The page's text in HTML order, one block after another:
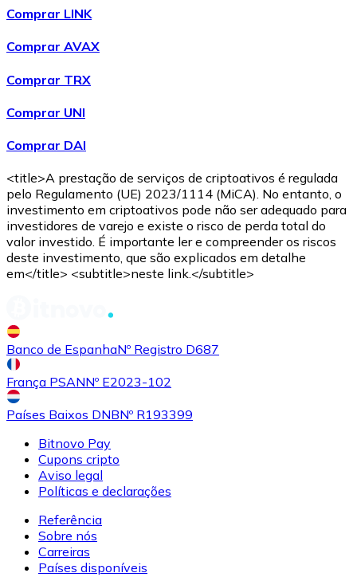
ComprarAvalanche
ComprarShiba Inucom transferência bancárias
SHIB
ComprarUniswap
UNI
Comprar LINK
Comprar AVAX
Comprar TRX
Comprar UNI
Comprar DAI
<title>A prestação de serviços de criptoativos é regulada
pelo Regulamento (UE) 2023/1114 (MiCA). No entanto, o
investimento em criptoativos pode não ser adequado para
investidores de varejo e existe o risco de perda total do
valor investido. É importante ler e compreender os riscos
deste investimento, que são explicados em detalhe
em</title> <subtitle>neste link.</subtitle>
Banco de EspanhaNº Registro D687
França PSANNº E2023-102
Países Baixos DNBNº R193399
Bitnovo Pay
Cupons cripto
Aviso legal
Políticas e declarações
Referência
Sobre nós
Carreiras
Países disponíveis